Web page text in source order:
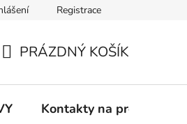
line platbám Odstoupení od
Registrace
KOŠÍK
PRÁZDNÝ KOŠÍK
Kontakty na prodejny